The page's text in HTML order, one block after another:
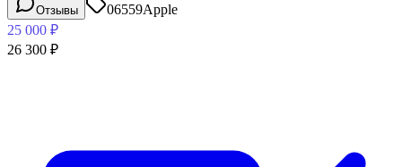
Отзывы 06559Apple
25 000 ₽
26 300 ₽